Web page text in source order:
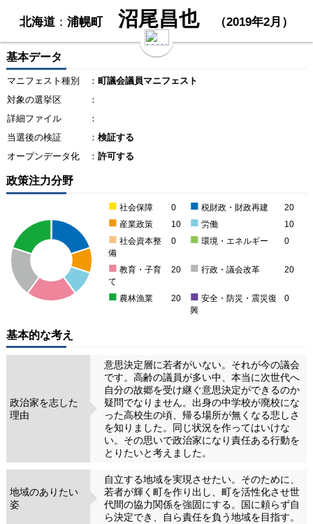
北海道 ：浦幌町 沼尾昌也 （2019年2月）
基本データ
マニフェスト種別 ： 町議会議員マニフェスト
対象の選挙区
：
詳細ファイル
：
当選後の検証
： 検証する
オープンデータ化
： 許可する
政策注力分野
■ 社会保障 0 ■ 税財政・財政再建 20
■ 産業政策 10 ■ 労働 10
■ 社会資本整
備
0 ■ 環境・エネルギー 0
■ 教育・子育
て
20 ■ 行政・議会改革 20
■ 農林漁業 20 ■ 安全・防災・震災復
興
0
基本的な考え
政治家を志した
理由
意思決定層に若者がいない。それが今の議会
です。高齢の議員が多い中、本当に次世代へ
自分の故郷を受け継ぐ意思決定ができるのか
疑問でなりません。出身の中学校が廃校にな
った高校生の頃、帰る場所が無くなる悲しさ
を知りました。同じ状況を作ってはいけな
い。その思いで政治家になり責任ある行動を
とりたいと考えました。
地域のありたい
姿
自立する地域を実現させたい。そのために、
若者が輝く町を作り出し、町を活性化させ世
代間の協力関係を強固にする。国に頼らず自
ら決定でき、自ら責任を負う地域を目指す。